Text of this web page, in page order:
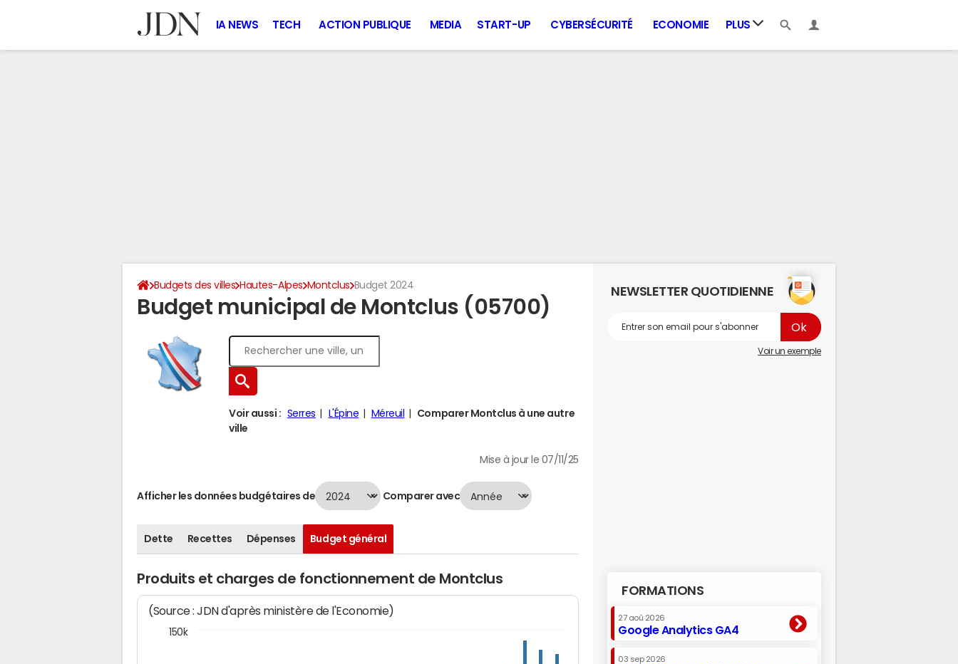
IA NEWS TECH ACTION PUBLIQUE MEDIA START-UP CYBERSÉCURITÉ ECONOMIE PLUS
Budgets des villes Hautes-Alpes Montclus Budget 2024
Budget municipal de Montclus (05700)
Voir aussi : Serres L'Épine Méreuil
Comparer Montclus à une autre
ville
Mise à jour le 07/11/25
Afficher les données budgétaires de Comparer avec
Dette Recettes Dépenses Budget général
Produits et charges de fonctionnement de Montclus
(Source : JDN d'après ministère de l'Economie)
150k
NEWSLETTER QUOTIDIENNE
Voir un exemple
FORMATIONS
27 aoû 2026
Google Analytics GA4
03 sep 2026